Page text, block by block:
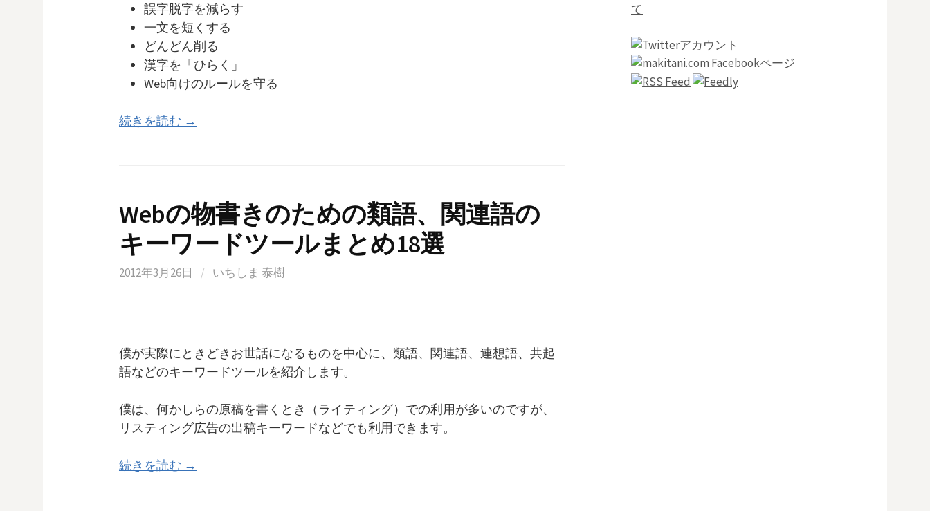
誤字脱字を減らす
一文を短くする
どんどん削る
漢字を「ひらく」
Web向けのルールを守る
続きを読む →
Webの物書きのための類語、関連語の
キーワードツールまとめ18選
2012年3月26日 / いちしま 泰樹
僕が実際にときどきお世話になるものを中心に、類語、関連語、連想語、共起
語などのキーワードツールを紹介します。
僕は、何かしらの原稿を書くとき（ライティング）での利用が多いのですが、
リスティング広告の出稿キーワードなどでも利用できます。
続きを読む →